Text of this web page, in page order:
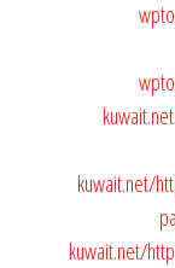
kuwait.net/
kuwait.net/